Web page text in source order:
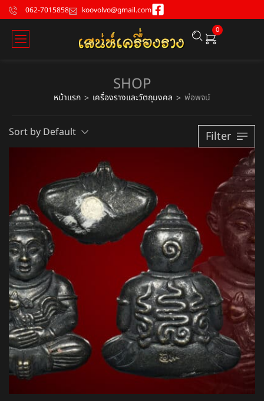
062-7015858 koovolvo@gmail.com
0
SHOP
หน้าแรก > เครื่องรางและวัตถุมงคล > พ่อพจน์
Sort by Default Filter